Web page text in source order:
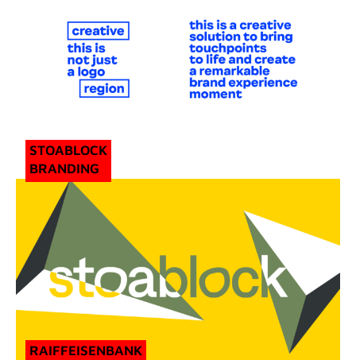
STOABLOCK
BRANDING
RAIFFEISENBANK